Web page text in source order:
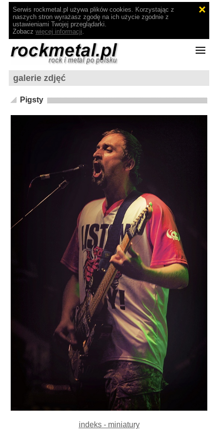
Serwis rockmetal.pl używa plików cookies. Korzystając z
naszych stron wyrażasz zgodę na ich użycie zgodnie z
ustawieniami Twojej przeglądarki.
Zobacz więcej informacji.
galerie zdjęć
Pigsty
indeks - miniatury